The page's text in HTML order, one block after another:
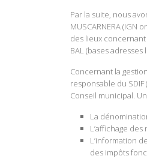
Par la suite, nous
MUSCARNERA
des lieux
BAL (bases
Concernant la
responsable du
Conseil municipal.
La
L’affichage des
L’information
des impôts